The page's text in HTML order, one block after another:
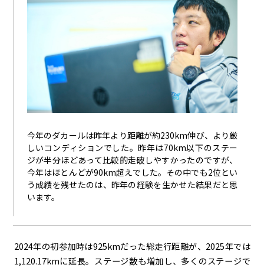
今年のダカールは昨年より距離が約230km伸び、より厳
しいコンディションでした。昨年は70km以下のステー
ジが半分ほどあって比較的走破しやすかったのですが、
今年はほとんどが90km超えでした。その中でも2位とい
う成績を残せたのは、昨年の経験を生かせた結果だと思
います。
2024年の初参加時は925kmだった総走行距離が、2025年では
1,120.17kmに延長。ステージ数も増加し、多くのステージで